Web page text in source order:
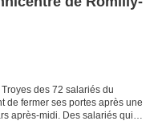
des 72 salariés du
de fermer ses portes après une
après-midi. Des salariés qui